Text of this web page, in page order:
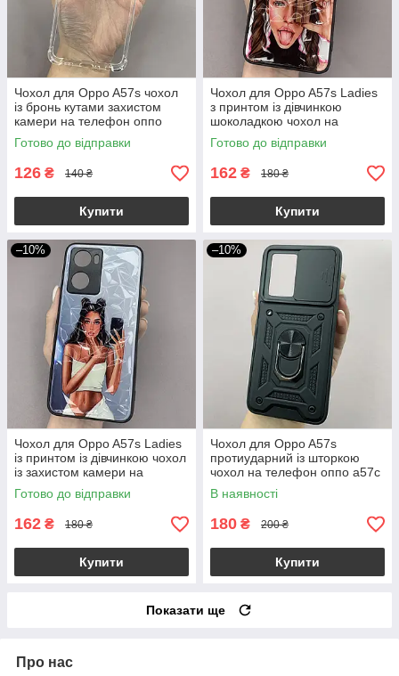
Чохол для Oppo A57s чохол
із бронь кутами захистом
камери на телефон оппо
а57с прозорий ttp
Готово до відправки
126 ₴ 140 ₴
Купити
Чохол для Oppo A57s Ladies
з принтом із дівчинкою
шоколадкою чохол на
телефон оппо а57с білий
Готово до відправки
162 ₴ 180 ₴
Купити
–10%
Чохол для Oppo A57s Ladies
із принтом із дівчинкою чохол
із захистом камери на
телефон оппо а57с сірий
Готово до відправки
162 ₴ 180 ₴
Купити
–10%
Чохол для Oppo A57s
протиударний із шторкою
чохол на телефон оппо а57с
чорний crt
В наявності
180 ₴ 200 ₴
Купити
Показати ще
Про нас